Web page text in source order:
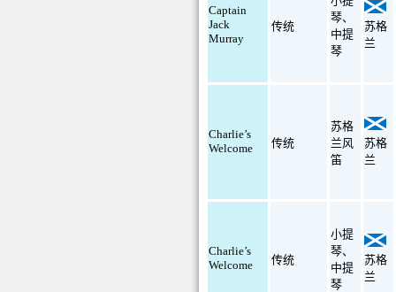
Captain
Jack
Murray
传统
琴、
中提
琴
苏格
兰
Charlie’s
Welcome
传统
苏格
兰风
笛
苏格
兰
Charlie’s
Welcome
传统
小提
琴、
中提
琴
苏格
兰